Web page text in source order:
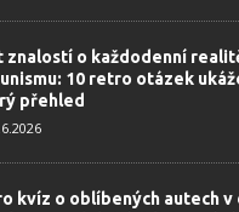
znalostí o každodenní
10 retro otázek
přehled
kvíz o oblíbených autech v